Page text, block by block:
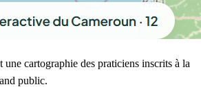
cartographie des praticiens inscrits à la
public.